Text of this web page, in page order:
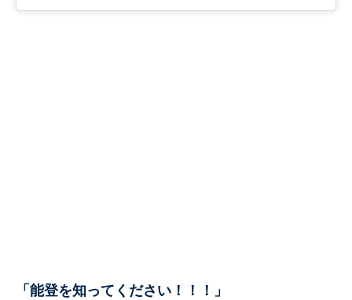
「能登を知ってください！！！」